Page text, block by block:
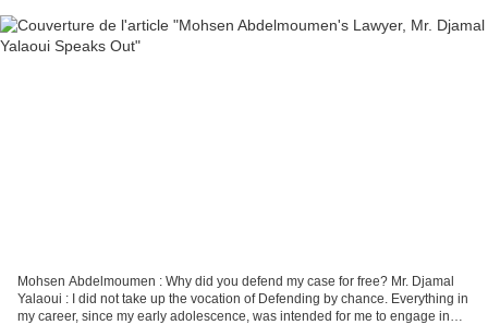
Mohsen Abdelmoumen : Why did you defend my case for free? Mr. Djamal
Yalaoui : I did not take up the vocation of Defending by chance. Everything in
my career, since my early adolescence, was intended for me to engage in